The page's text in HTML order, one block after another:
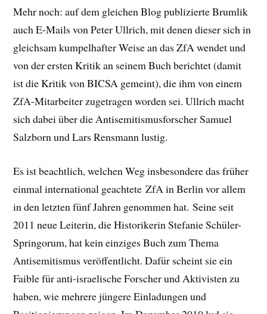
Mehr noch: auf dem gleichen Blog publizierte Brumlik
auch E-Mails von Peter Ullrich, mit denen dieser sich in
gleichsam kumpelhafter Weise an das ZfA wendet und
von der ersten Kritik an seinem Buch berichtet (damit
ist die Kritik von BICSA gemeint), die ihm von einem
ZfA-Mitarbeiter zugetragen worden sei. Ullrich macht
sich dabei über die Antisemitismusforscher Samuel
Salzborn und Lars Rensmann lustig.
Es ist beachtlich, welchen Weg insbesondere das früher
einmal international geachtete ZfA in Berlin vor allem
in den letzten fünf Jahren genommen hat. Seine seit
2011 neue Leiterin, die Historikerin Stefanie Schüler-
Springorum, hat kein einziges Buch zum Thema
Antisemitismus veröffentlicht. Dafür scheint sie ein
Faible für anti-israelische Forscher und Aktivisten zu
haben, wie mehrere jüngere Einladungen und